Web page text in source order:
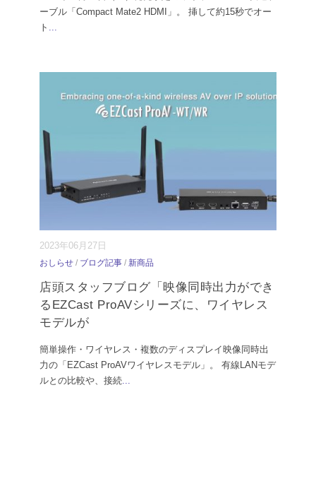
ーブル「Compact Mate2 HDMI」。 挿して約15秒でオー
ト ...
2023年06月27日
おしらせ / ブログ記事 / 新商品
店頭スタッフブログ「映像同時出力ができ
るEZCast ProAVシリーズに、ワイヤレス
モデルが
簡単操作・ワイヤレス・複数のディスプレイ映像同時出
力の「EZCast ProAVワイヤレスモデル」。 有線LANモデ
ルとの比較や、接続...